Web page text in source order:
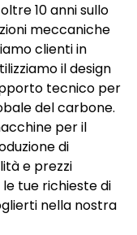
10 anni sullo
meccaniche
clienti in
il design
tecnico per
del carbone.
per il
di
e prezzi
tue richieste di
nella nostra